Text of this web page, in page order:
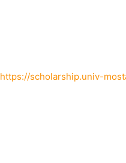
https://scholarship.univ-